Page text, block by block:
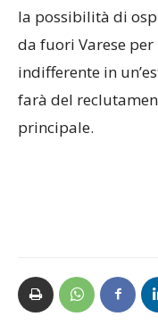
la possibilità di
da fuori Varese
indifferente in
farà del
principale.